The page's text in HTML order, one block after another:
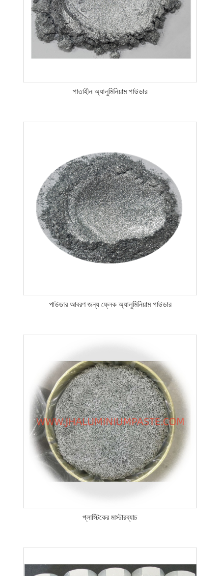
পাতাহীন অ্যালুমিনিয়াম পাউডার
পাউডার আবরণ জন্য ফ্লেক অ্যালুমিনিয়াম পাউডার
প্লাস্টিকের মাস্টারব্যাচ